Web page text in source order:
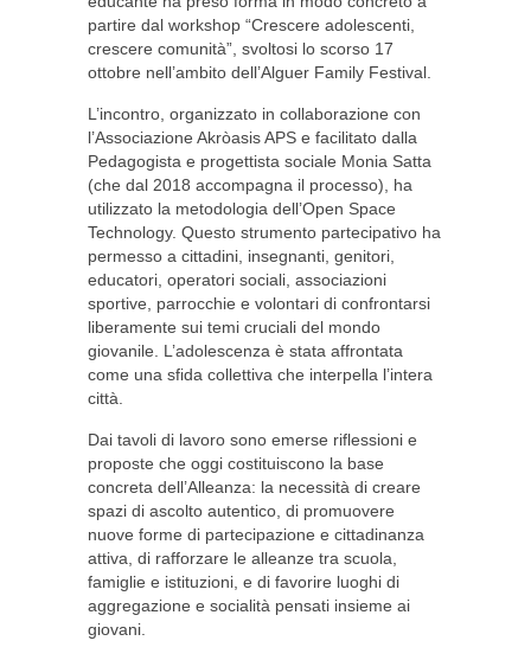
partire dal workshop “Crescere adolescenti,
crescere comunità”, svoltosi lo scorso 17
ottobre nell’ambito dell’Alguer Family Festival.
L’incontro, organizzato in collaborazione con
l’Associazione Akròasis APS e facilitato dalla
Pedagogista e progettista sociale Monia Satta
(che dal 2018 accompagna il processo), ha
utilizzato la metodologia dell’Open Space
Technology. Questo strumento partecipativo ha
permesso a cittadini, insegnanti, genitori,
educatori, operatori sociali, associazioni
sportive, parrocchie e volontari di confrontarsi
liberamente sui temi cruciali del mondo
giovanile. L’adolescenza è stata affrontata
come una sfida collettiva che interpella l’intera
città.
Dai tavoli di lavoro sono emerse riflessioni e
proposte che oggi costituiscono la base
concreta dell’Alleanza: la necessità di creare
spazi di ascolto autentico, di promuovere
nuove forme di partecipazione e cittadinanza
attiva, di rafforzare le alleanze tra scuola,
famiglie e istituzioni, e di favorire luoghi di
aggregazione e socialità pensati insieme ai
giovani.